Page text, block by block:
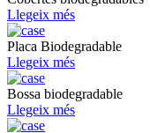
Llegeix més
Placa Biodegradable
Llegeix més
Bossa biodegradable
Llegeix més